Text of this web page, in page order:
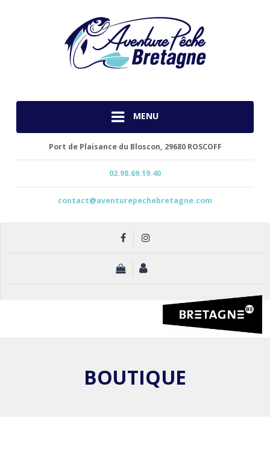
MENU
Port de Plaisance du Bloscon, 29680 ROSCOFF
02.98.69.19.40
contact@aventurepechebretagne.com
BOUTIQUE